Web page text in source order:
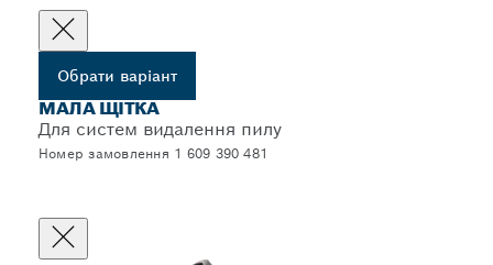
Обрати варіант
МАЛА ЩІТКА
Для систем видалення пилу
Номер замовлення 1 609 390 481